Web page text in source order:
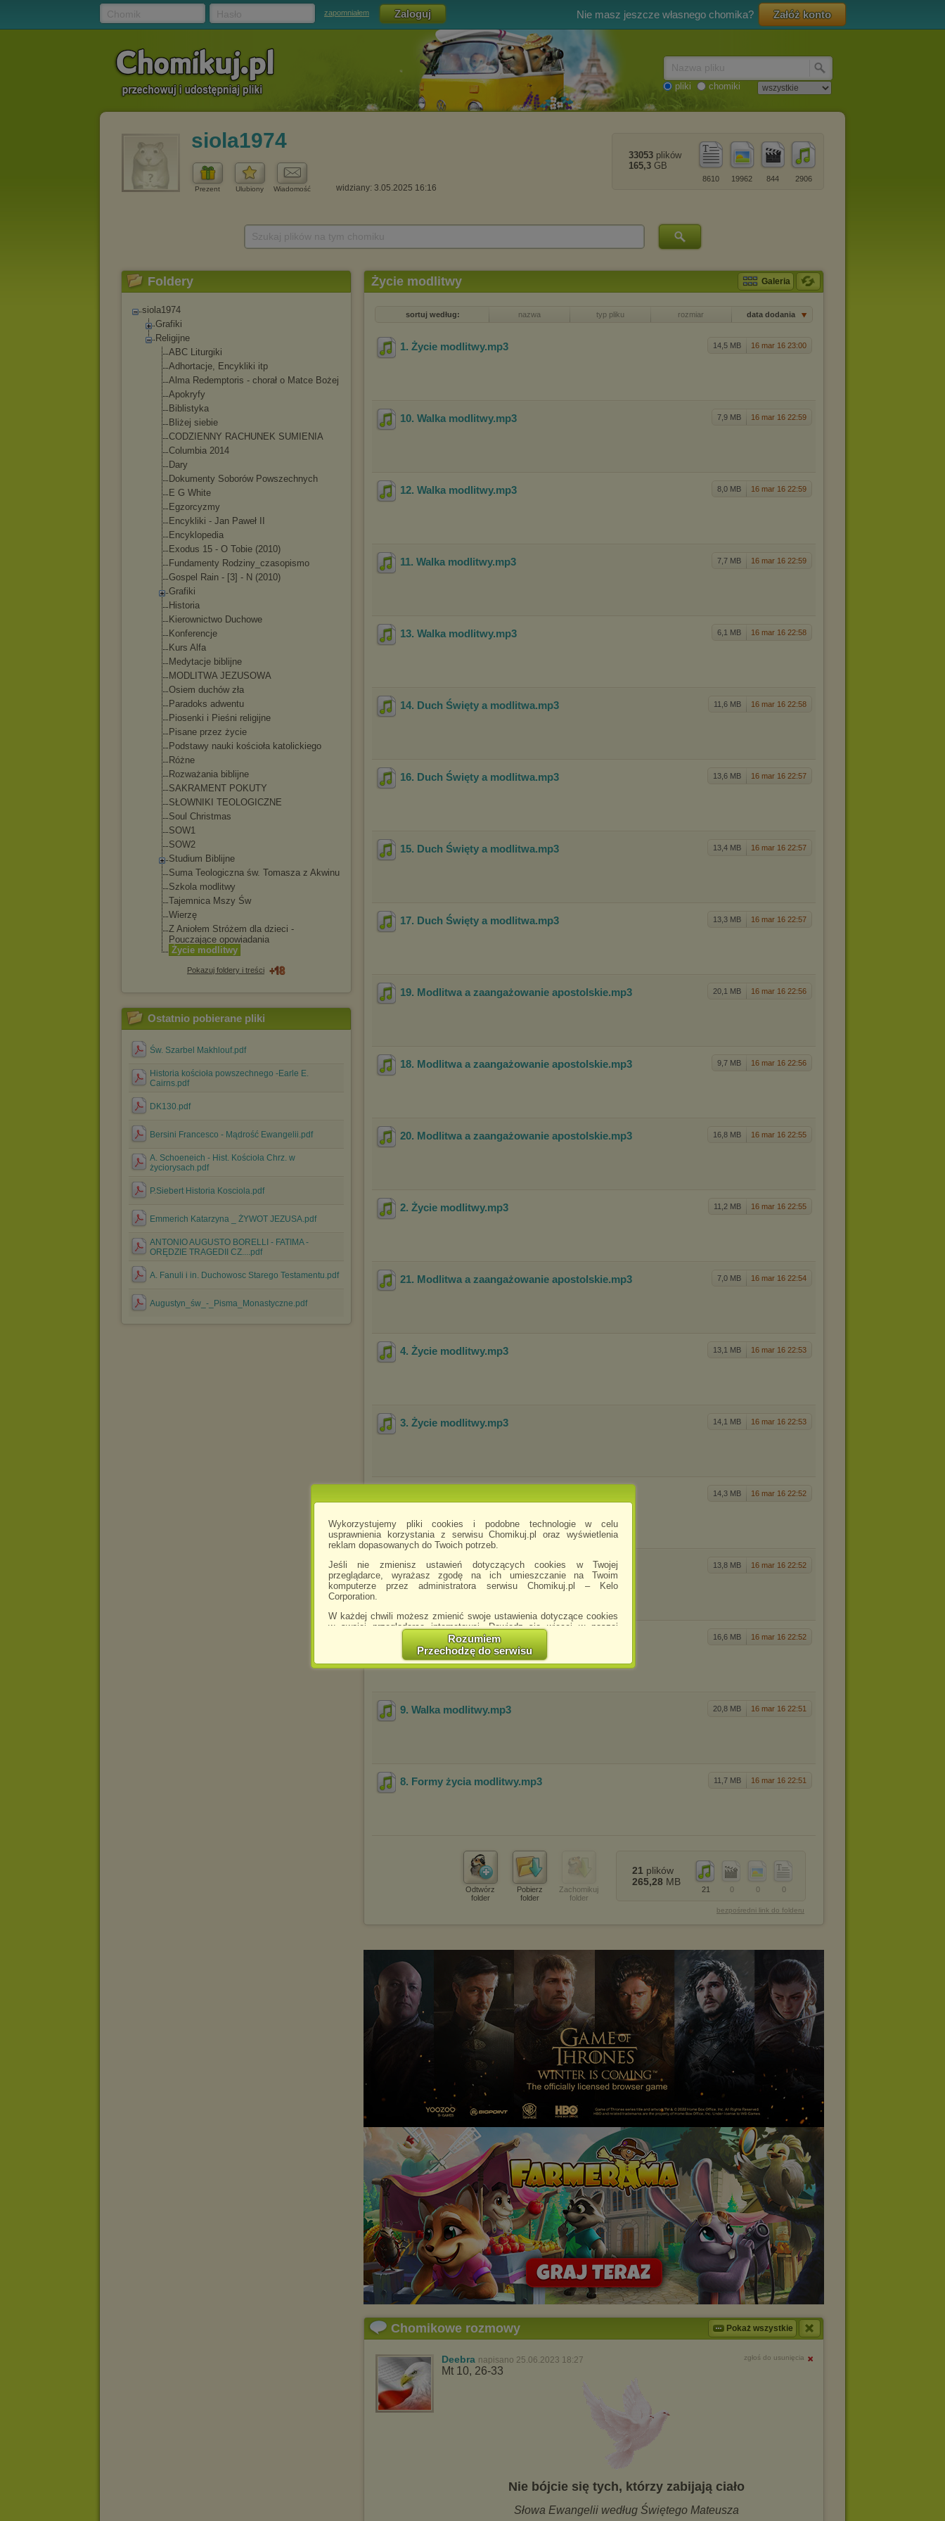
Wykorzystujemy pliki cookies i podobne technologie w celu
usprawnienia korzystania z serwisu Chomikuj.pl oraz wyświetlenia
reklam dopasowanych do Twoich potrzeb.
Jeśli nie zmienisz ustawień dotyczących cookies w Twojej
przeglądarce, wyrażasz zgodę na ich umieszczanie na Twoim
komputerze przez administratora serwisu Chomikuj.pl – Kelo
Corporation.
W każdej chwili możesz zmienić swoje ustawienia dotyczące cookies
w swojej przeglądarce internetowej. Dowiedz się więcej w naszej
http://chomikuj.pl/PolitykaPrywatnosci.aspx
Jednocześnie informujemy że zmiana ustawień przeglądarki może
spowodować ograniczenie korzystania ze strony Chomikuj.pl.
prosimy o opuszczenie serwisu chomikuj.pl.
Wykorzystanie plików cookies
przez
wyświetlona przypadkowo.
Pełną informację na ten temat znajdziesz pod adresem
http://chomikuj.pl/PolitykaPrywatnosci.aspx
Rozumiem
Przechodzę do serwisu
zapomniałem Nie masz jeszcze własnego chomika? Załóż konto
pliki chomiki
siola1974
Prezent Ulubiony Wiadomość widziany: 3.05.2025 16:16
2906
844
19962
8610
33053 plików
165,3 GB
Foldery
siola1974
Grafiki
Religijne
ABC Liturgiki
Adhortacje, Encykliki itp
Alma Redemptoris - chorał o Matce Bożej
Apokryfy
Biblistyka
Bliżej siebie
CODZIENNY RACHUNEK SUMIENIA
Columbia 2014
Dary
Dokumenty Soborów Powszechnych
E G White
Egzorcyzmy
Encykliki - Jan Paweł II
Encyklopedia
Exodus 15 - O Tobie (2010)
Fundamenty Rodziny_czasopismo
Gospel Rain - [3] - N (2010)
Grafiki
Historia
Kierownictwo Duchowe
Konferencje
Kurs Alfa
Medytacje biblijne
MODLITWA JEZUSOWA
Osiem duchów zła
Paradoks adwentu
Piosenki i Pieśni religijne
Pisane przez życie
Podstawy nauki kościoła katolickiego
Różne
Rozważania biblijne
SAKRAMENT POKUTY
SŁOWNIKI TEOLOGICZNE
Soul Christmas
SOW1
SOW2
Studium Biblijne
Suma Teologiczna św. Tomasza z Akwinu
Szkola modlitwy
Tajemnica Mszy Św
Wierzę
Z Aniołem Stróżem dla dzieci -
Pouczające opowiadania
Życie modlitwy
Pokazuj foldery i treści
Ostatnio pobierane pliki
Św. Szarbel Makhlouf.pdf
Historia kościoła powszechnego -Earle E.
Cairns.pdf
DK130.pdf
Bersini Francesco - Mądrość Ewangelii.pdf
A. Schoeneich - Hist. Kościoła Chrz. w
życiorysach.pdf
P.Siebert Historia Kosciola.pdf
Emmerich Katarzyna _ ŻYWOT JEZUSA.pdf
ANTONIO AUGUSTO BORELLI - FATIMA -
ORĘDZIE TRAGEDII CZ....pdf
A. Fanuli i in. Duchowosc Starego Testamentu.pdf
Augustyn_św_-_Pisma_Monastyczne.pdf
Życie modlitwy Galeria
sortuj według: nazwa typ pliku rozmiar data dodania
14,5 MB 16 mar 16 23:00
1. Życie modlitwy.mp3
7,9 MB 16 mar 16 22:59
10. Walka modlitwy.mp3
8,0 MB 16 mar 16 22:59
12. Walka modlitwy.mp3
7,7 MB 16 mar 16 22:59
11. Walka modlitwy.mp3
6,1 MB 16 mar 16 22:58
13. Walka modlitwy.mp3
11,6 MB 16 mar 16 22:58
14. Duch Święty a modlitwa.mp3
13,6 MB 16 mar 16 22:57
16. Duch Święty a modlitwa.mp3
13,4 MB 16 mar 16 22:57
15. Duch Święty a modlitwa.mp3
13,3 MB 16 mar 16 22:57
17. Duch Święty a modlitwa.mp3
20,1 MB 16 mar 16 22:56
19. Modlitwa a zaangażowanie apostolskie.mp3
9,7 MB 16 mar 16 22:56
18. Modlitwa a zaangażowanie apostolskie.mp3
16,8 MB 16 mar 16 22:55
20. Modlitwa a zaangażowanie apostolskie.mp3
11,2 MB 16 mar 16 22:55
2. Życie modlitwy.mp3
7,0 MB 16 mar 16 22:54
21. Modlitwa a zaangażowanie apostolskie.mp3
13,1 MB 16 mar 16 22:53
4. Życie modlitwy.mp3
14,1 MB 16 mar 16 22:53
3. Życie modlitwy.mp3
14,3 MB 16 mar 16 22:52
13,8 MB 16 mar 16 22:52
5. Formy życia modlitwy.mp3
16,6 MB 16 mar 16 22:52
7. Formy życia modlitwy
20,8 MB 16 mar 16 22:51
9. Walka modlitwy.mp3
11,7 MB 16 mar 16 22:51
8. Formy życia modlitwy.mp3
Odtwórz
folder
Pobierz
folder
Zachomikuj
folder
0
0
0
21
21 plików
265,28 MB
bezpośredni link do folderu
Chomikowe rozmowy Pokaż wszystkie
Deebra napisano 25.06.2023 18:27 zgłoś do usunięcia
Mt 10, 26-33
Nie bójcie się tych, którzy zabijają ciało
Słowa Ewangelii według Świętego Mateusza